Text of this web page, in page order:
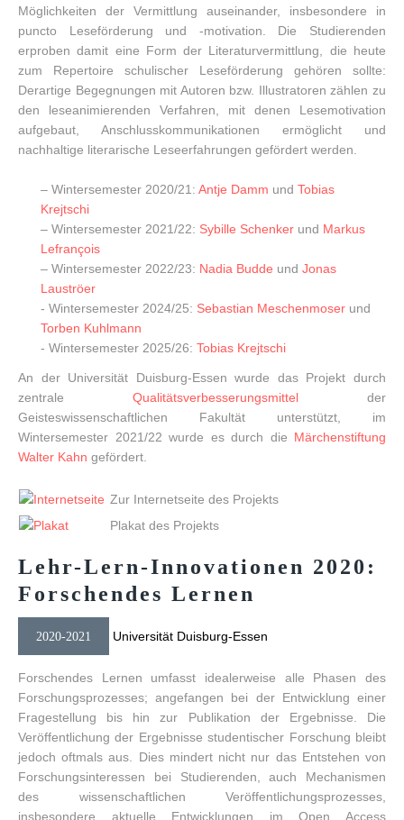
Möglichkeiten der Vermittlung auseinander, insbesondere in
puncto Leseförderung und -motivation. Die Studierenden
erproben damit eine Form der Literaturvermittlung, die heute
zum Repertoire schulischer Leseförderung gehören sollte:
Derartige Begegnungen mit Autoren bzw. Illustratoren zählen zu
den leseanimierenden Verfahren, mit denen Lesemotivation
aufgebaut, Anschlusskommunikationen ermöglicht und
nachhaltige literarische Leseerfahrungen gefördert werden.
– Wintersemester 2020/21: Antje Damm und Tobias
Krejtschi
– Wintersemester 2021/22: Sybille Schenker und Markus
Lefrançois
– Wintersemester 2022/23: Nadia Budde und Jonas
Lauströer
- Wintersemester 2024/25: Sebastian Meschenmoser und
Torben Kuhlmann
- Wintersemester 2025/26: Tobias Krejtschi
An der Universität Duisburg-Essen wurde das Projekt durch
zentrale Qualitätsverbesserungsmittel der
Geisteswissenschaftlichen Fakultät unterstützt, im
Wintersemester 2021/22 wurde es durch die Märchenstiftung
Walter Kahn gefördert.
Zur Internetseite des Projekts
Plakat des Projekts
Lehr-Lern-Innovationen 2020:
Forschendes Lernen
2020-2021 Universität Duisburg-Essen
Forschendes Lernen umfasst idealerweise alle Phasen des
Forschungsprozesses; angefangen bei der Entwicklung einer
Fragestellung bis hin zur Publikation der Ergebnisse. Die
Veröffentlichung der Ergebnisse studentischer Forschung bleibt
jedoch oftmals aus. Dies mindert nicht nur das Entstehen von
Forschungsinteressen bei Studierenden, auch Mechanismen
des wissenschaftlichen Veröffentlichungsprozesses,
insbesondere aktuelle Entwicklungen im Open Access